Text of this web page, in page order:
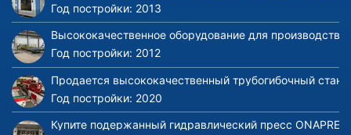
Год постройки: 2013
Высококачественное оборудование для
Год постройки: 2012
Продается высококачественный трубогибочный
Год постройки: 2020
Купите подержанный гидравлический пресс